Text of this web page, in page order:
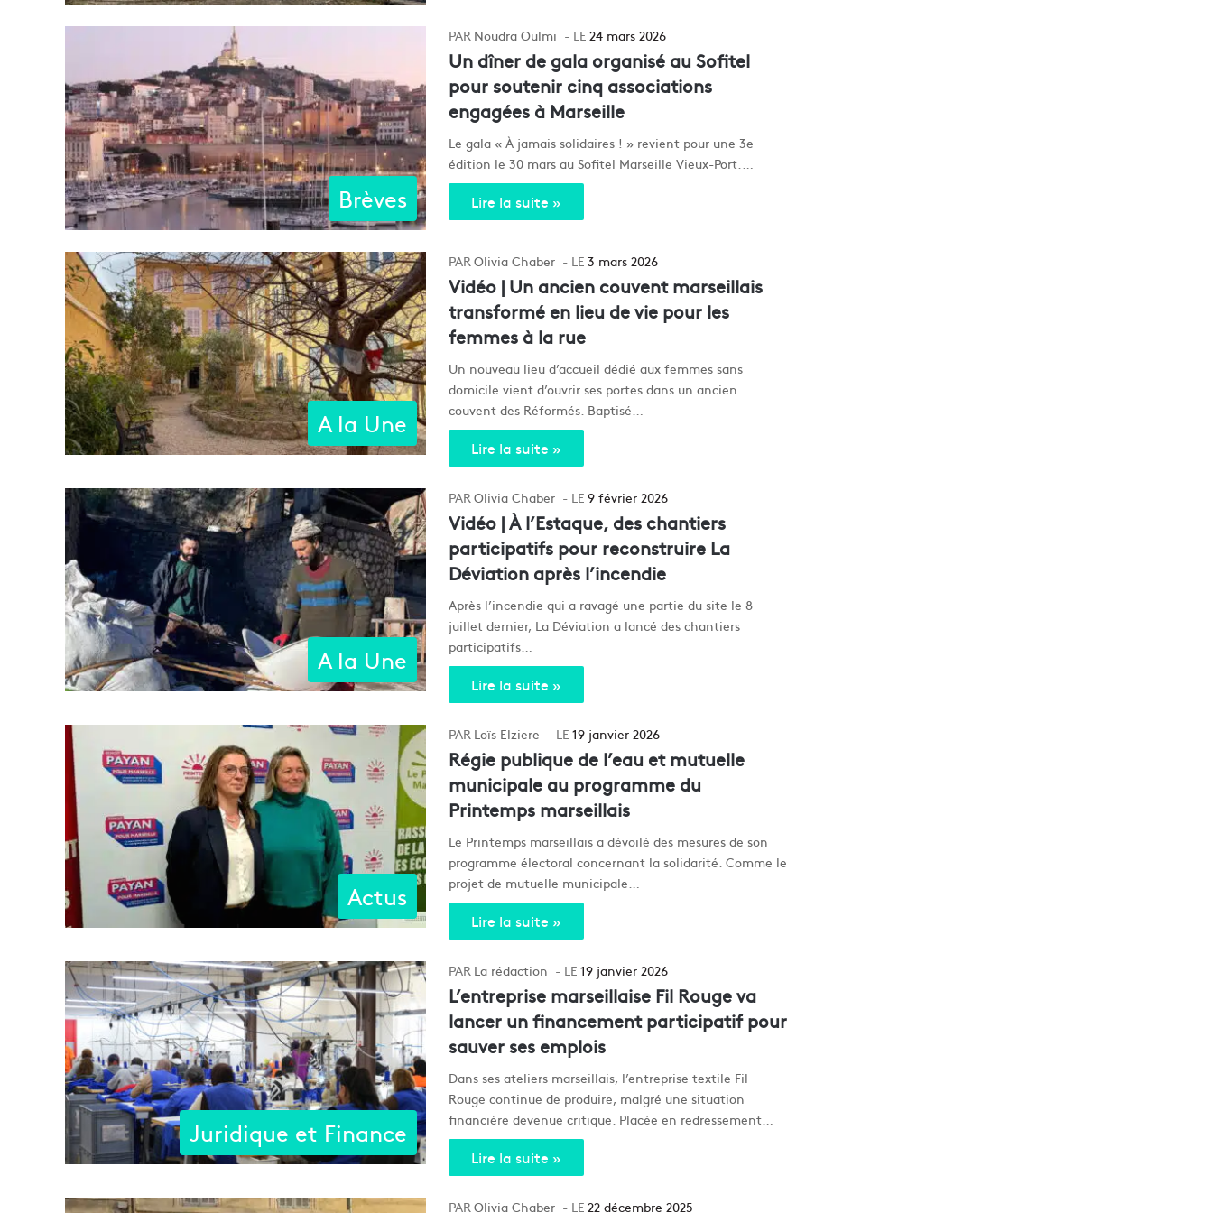
Brèves
Noudra Oulmi 24 mars 2026
Un dîner de gala organisé au Sofitel
pour soutenir cinq associations
engagées à Marseille
Le gala « À jamais solidaires ! » revient pour une 3e
édition le 30 mars au Sofitel Marseille Vieux-Port.…
Lire la suite »
A la Une
Olivia Chaber 3 mars 2026
Vidéo | Un ancien couvent marseillais
transformé en lieu de vie pour les
femmes à la rue
Un nouveau lieu d’accueil dédié aux femmes sans
domicile vient d’ouvrir ses portes dans un ancien
couvent des Réformés. Baptisé…
Lire la suite »
A la Une
Olivia Chaber 9 février 2026
Vidéo | À l’Estaque, des chantiers
participatifs pour reconstruire La
Déviation après l’incendie
Après l’incendie qui a ravagé une partie du site le 8
juillet dernier, La Déviation a lancé des chantiers
participatifs…
Lire la suite »
Actus
Loïs Elziere 19 janvier 2026
Régie publique de l’eau et mutuelle
municipale au programme du
Printemps marseillais
Le Printemps marseillais a dévoilé des mesures de son
programme électoral concernant la solidarité. Comme le
projet de mutuelle municipale…
Lire la suite »
Juridique et Finance
La rédaction 19 janvier 2026
L’entreprise marseillaise Fil Rouge va
lancer un financement participatif pour
sauver ses emplois
Dans ses ateliers marseillais, l’entreprise textile Fil
Rouge continue de produire, malgré une situation
financière devenue critique. Placée en redressement…
Lire la suite »
Olivia Chaber 22 décembre 2025